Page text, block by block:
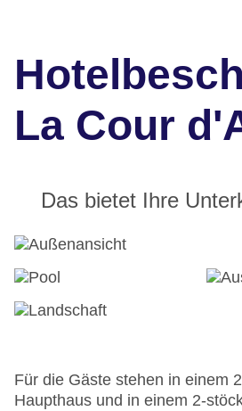
La Cour
Das bietet Ihre
Für die Gäste stehen in einem
Haupthaus und in einem 2-